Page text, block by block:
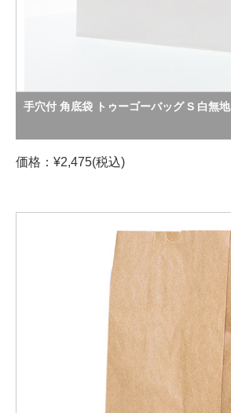
手穴付 角底袋 トゥーゴーバッグ S 白無地
価格：¥2,475(税込)